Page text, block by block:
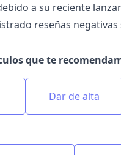
a su reciente
reseñas
que te
Dar de alta